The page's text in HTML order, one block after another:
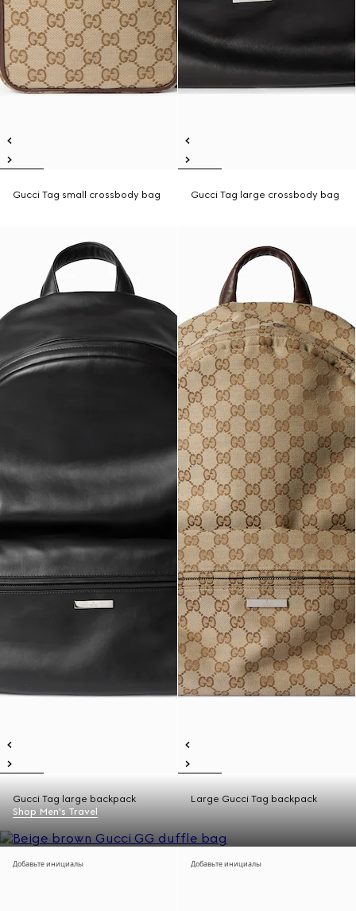
Gucci Tag small crossbody bag Gucci Tag large crossbody bag
Gucci Tag large backpack
Large Gucci Tag backpack
Shop Men's Travel
Добавьте инициалы Добавьте инициалы